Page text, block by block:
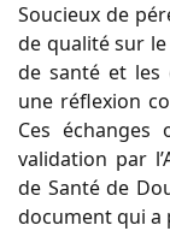
Soucieux de
de qualité sur
de santé et les
une réflexion
Ces
validation par
de Santé de
document qui a